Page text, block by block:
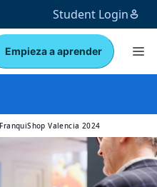
Student Login
Empieza a aprender
Valencia 2024